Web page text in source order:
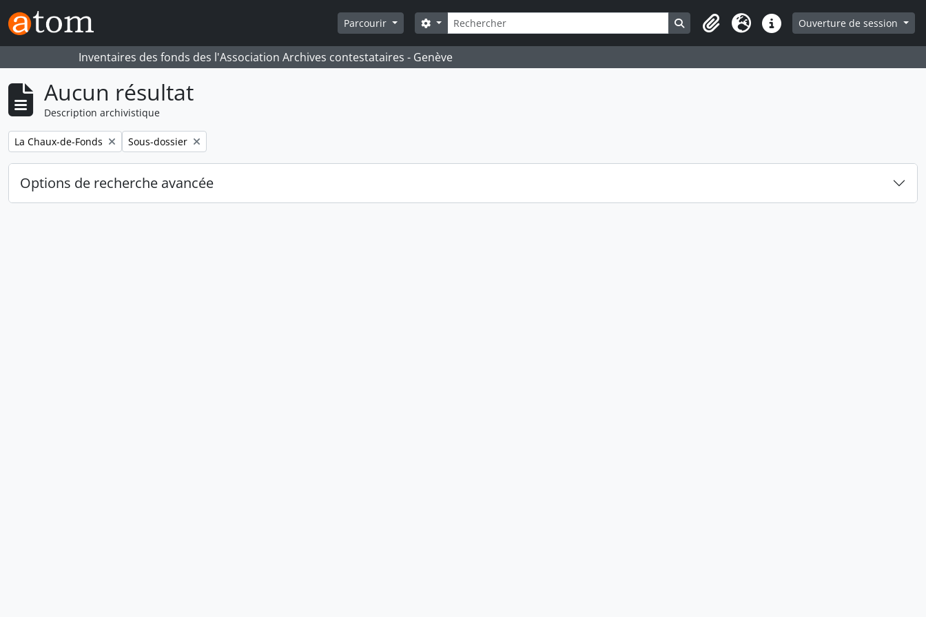
Skip to main content
Parcourir
Rechercher
Search options Search in browse page
Presse-papier
LangueLiens rapidesOuverture de session
Inventaires des fonds des l'Association Archives contestataires - Genève
Aucun résultat
Description archivistique
Remove filter:
La Chaux-de-Fonds Remove filter:
Sous-dossier
Options de recherche avancée